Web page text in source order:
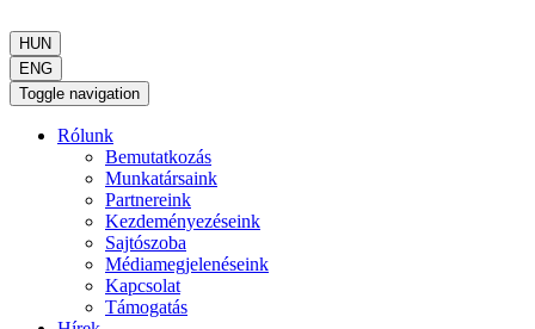
HUN
ENG
Toggle navigation
Rólunk
Bemutatkozás
Munkatársaink
Partnereink
Kezdeményezéseink
Sajtószoba
Médiamegjelenéseink
Kapcsolat
Támogatás